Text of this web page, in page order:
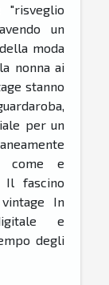
"risveglio
un
moda
nonna ai
stanno
per un
come e
Il fascino
In
e
degli